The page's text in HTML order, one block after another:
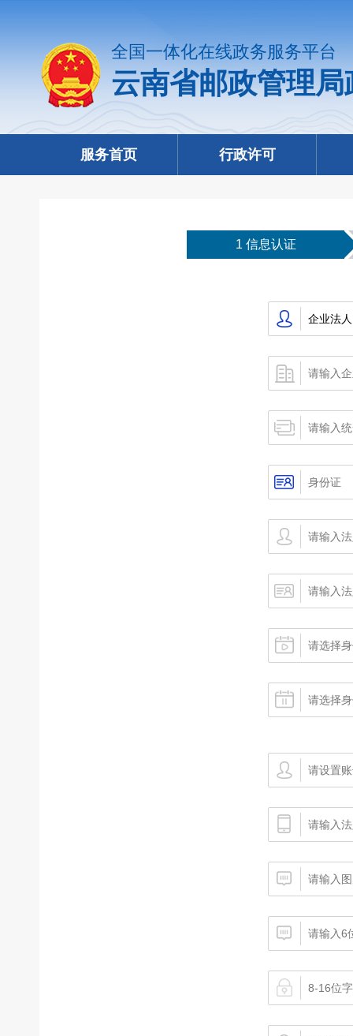
全国一体化在线政务服务平台
云南省邮政管理
服务首页 行政许可
1 信息认证